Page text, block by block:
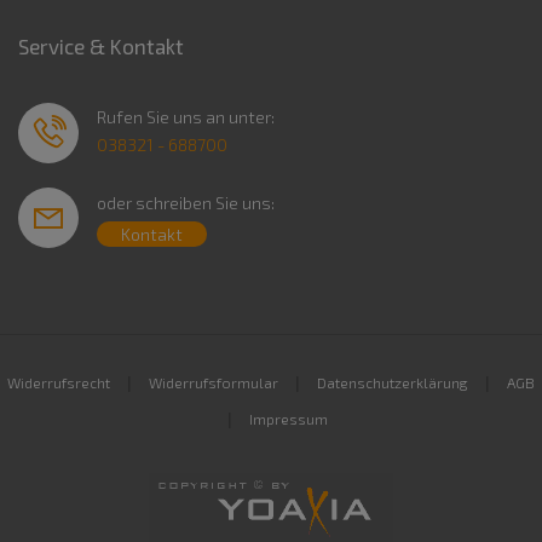
Service & Kontakt
Rufen Sie uns an unter:
038321 - 688700
oder schreiben Sie uns:
Kontakt
Widerrufsrecht Widerrufsformular Datenschutzerklärung AGB
Impressum